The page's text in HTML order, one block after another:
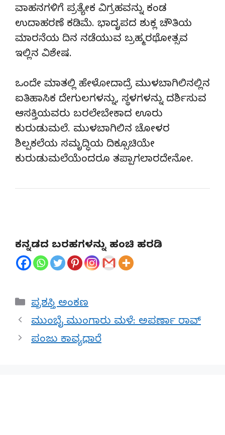
ವಾಹನಗಳಿಗೆ ಪ್ರತ್ಯೇಕ ವಿಗ್ರಹವನ್ನು ಕಂಡ
ಉದಾಹರಣೆ ಕಡಿಮೆ. ಭಾದೃಪದ ಶುಕ್ಲ ಚೌತಿಯ
ಮಾರನೆಯ ದಿನ ನಡೆಯುವ ಬ್ರಹ್ಮರಥೋತ್ಸವ
ಇಲ್ಲಿನ ವಿಶೇಷ.
ಒಂದೇ ಮಾತಲ್ಲಿ ಹೇಳೋದಾದ್ರೆ ಮುಳಬಾಗಿಲಿನಲ್ಲಿನ
ಐತಿಹಾಸಿಕ ದೇಗುಲಗಳನ್ನು, ಸ್ಥಳಗಳನ್ನು ದರ್ಶಿಸುವ
ಆಸಕ್ತಿಯವರು ಬರಲೇಬೇಕಾದ ಊರು
ಕುರುಡುಮಲೆ. ಮುಳಬಾಗಿಲಿನ ಚೋಳರ
ಶಿಲ್ಪಕಲೆಯ ಸಮೃದ್ಧಿಯ ದಿಕ್ಸೂಚಿಯೇ
ಕುರುಡುಮಲೆಯೆಂದರೂ ತಪ್ಪಾಗಲಾರದೇನೋ.
ಕನ್ನಡದ ಬರಹಗಳನ್ನು ಹಂಚಿ ಹರಡಿ
Categories
ಪ್ರಶಸ್ತಿ ಅಂಕಣ
ಮುಂಬೈ ಮುಂಗಾರು ಮಳೆ: ಅಪರ್ಣಾ ರಾವ್
ಪಂಜು ಕಾವ್ಯಧಾರೆ